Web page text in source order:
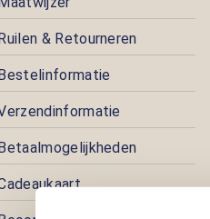
& Retourneren